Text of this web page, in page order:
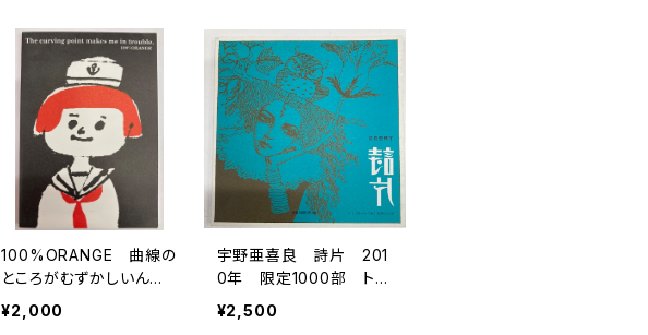
100%ORANGE 曲線の
ところがむずかしいん
だ 2002年 限定800
部 トムズボックス
¥2,000
宇野亜喜良 詩片 201
0年 限定1000部 トム
ズボックス
¥2,500